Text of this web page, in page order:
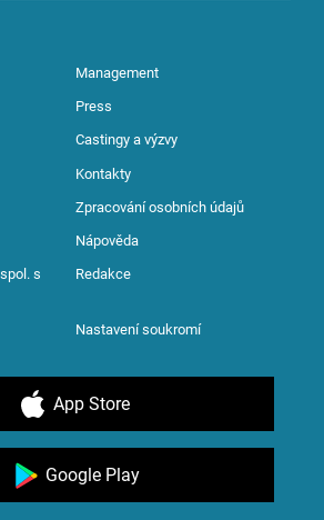
Management
Press
Castingy a výzvy
Kontakty
Zpracování osobních údajů
Nápověda
s
Redakce
Nastavení soukromí
App Store
Google Play